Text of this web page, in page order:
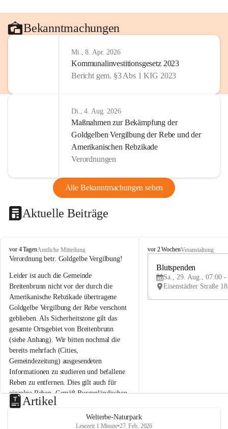
Bekanntmachungen
Mi., 8. Apr. 2026
Kommunalinvestitionsgesetz 2023
Bericht gem. §3 Abs 1 KIG 2023
Di., 4. Aug. 2026
Maßnahmen zur Bekämpfung der
Goldgelben Vergilbung der Rebe und der
Amerikanischen Rebzikade
Verordnungen
Alle Bekanntmachungen sehen
Aktuelle Beiträge
B
r
i
t
e
n
b
r
u
n
n
a
m
N
e
u
s
vor 4 TagenAmtliche Mitteilung
Verordnung betr. Goldgelbe Vergilbung!
Leider ist auch die Gemeinde
Breitenbrunn nicht vor der durch die
Amerikanische Rebzikade übertragene
Goldgelbe Vergilbung der Rebe verschont
geblieben. Als Sicherheitszone gilt das
gesamte Ortsgebiet von Breitenbrunn
(siehe Anhang). Wir bitten nochmal die
bereits mehrfach (Cities,
Gemeindezeitung) ausgesendeten
Informationen zu studieren und befallene
Reben zu entfernen. Dies gilt auch für
einzelne Reben. Gemäß Burgenländischen
Weinbaugesetz sind nicht gepflegte oder
unzulässige Weingärten zu roden! Bitte
helfen wir zusammen um unsere Winzer
B
e
u
e
vor 2 WochenVeranstaltung
Blutspenden
Sa., 29. Aug., 07:00 -
Artikel
Welterbe-Naturpark
Lesezeit 1 Minute•27. Feb. 2026